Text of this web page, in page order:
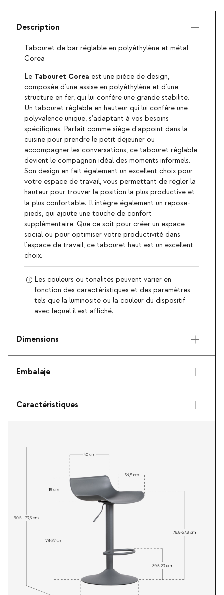
Description
Tabouret de bar réglable en polyéthylène et métal
Corea
Le Tabouret Corea est une pièce de design,
composée d'une assise en polyéthylène et d'une
structure en fer, qui lui confère une grande stabilité.
Un tabouret réglable en hauteur qui lui confère une
polyvalence unique, s'adaptant à vos besoins
spécifiques. Parfait comme siège d'appoint dans la
cuisine pour prendre le petit déjeuner ou
accompagner les conversations, ce tabouret réglable
devient le compagnon idéal des moments informels.
Son design en fait également un excellent choix pour
votre espace de travail, vous permettant de régler la
hauteur pour trouver la position la plus productive et
la plus confortable. Il intègre également un repose-
pieds, qui ajoute une touche de confort
supplémentaire. Que ce soit pour créer un espace
social ou pour optimiser votre productivité dans
l'espace de travail, ce tabouret haut est un excellent
choix.
Les couleurs ou tonalités peuvent varier en
fonction des caractéristiques et des paramètres
tels que la luminosité ou la couleur du dispositif
avec lequel il est affiché.
Dimensions
Embalaje
Caractéristiques